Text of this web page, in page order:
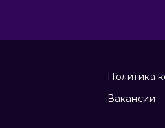
Политика
Вакансии